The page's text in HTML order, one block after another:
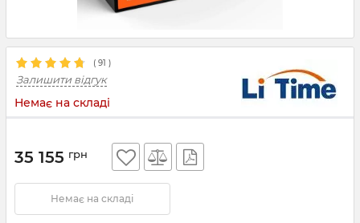
( 91 )
Залишити відгук
Немає на складі
35 155 грн
Немає на складі